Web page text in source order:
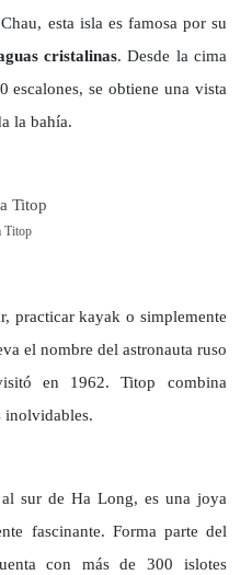
esta isla es famosa por su
cristalinas. Desde la cima
escalones, se obtiene una vista
la bahía.
Titop
practicar kayak o simplemente
el nombre del astronauta ruso
en 1962. Titop combina
inolvidables.
al sur de Ha Long, es una joya
fascinante. Forma parte del
con más de 300 islotes